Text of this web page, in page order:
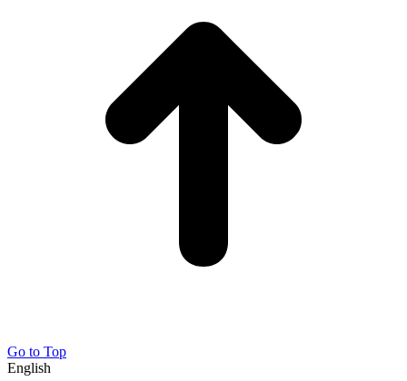
Go to Top
English